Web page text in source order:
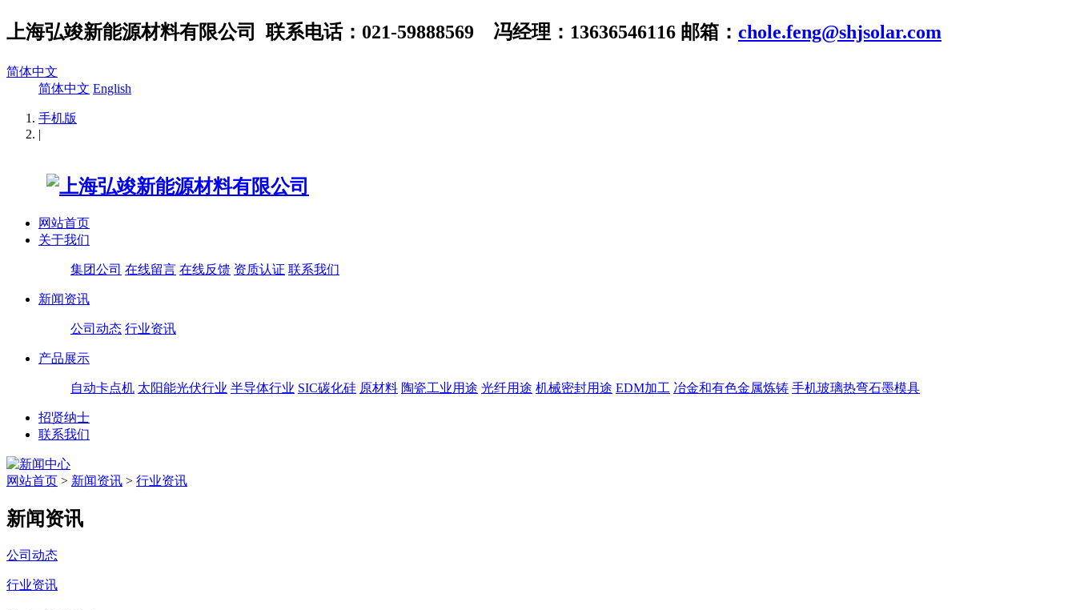
上海弘竣新能源材料有限公司 联系电话：021-59888569 冯经理：13636546116 邮箱： chole.feng@shjsolar.com
简体中文
简体中文 English
手机版
|
网站首页
关于我们
集团公司 在线留言 在线反馈 资质认证 联系我们
新闻资讯
公司动态 行业资讯
产品展示
自动卡点机 太阳能光伏行业 半导体行业 SIC碳化硅 原材料 陶瓷工业用途 光纤用途 机械密封用途 EDM加工 冶金和有色金属炼铸 手机玻璃热弯石墨模具
招贤纳士
联系我们
网站首页 > 新闻资讯 > 行业资讯
新闻资讯
公司动态
行业资讯